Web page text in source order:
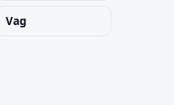
Vag